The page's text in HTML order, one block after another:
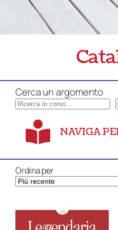
Cerca un argomento
NAVIGA
Ordina per